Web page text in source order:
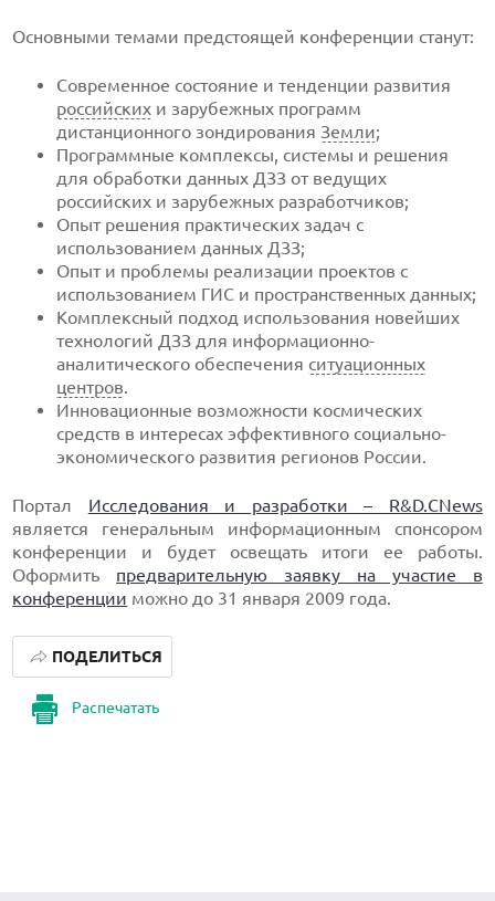
Основными темами предстоящей конференции станут:
Современное состояние и тенденции развития
российских и зарубежных программ
дистанционного зондированияЗемли;
Программные комплексы, системы и решения
для обработки данных ДЗЗ от ведущих
российских и зарубежных разработчиков;
Опыт решения практических задач с
использованием данных ДЗЗ;
Опыт и проблемы реализации проектов с
использованием ГИС и пространственных данных;
Комплексный подход использования новейших
технологий ДЗЗ для информационно-
аналитического обеспечения ситуационных
центров.
Инновационные возможности космических
средств в интересах эффективного социально-
экономического развития регионов России.
Портал Исследования и разработки – R&D.CNews
является генеральным информационным спонсором
конференции и будет освещать итоги ее работы.
Оформить предварительную заявку на участие в
конференции можно до 31 января 2009 года.
Распечатать
ПОДЕЛИТЬСЯ